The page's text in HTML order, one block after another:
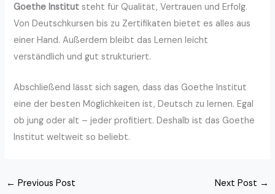
Goethe Institut steht für Qualität, Vertrauen und Erfolg.
Von Deutschkursen bis zu Zertifikaten bietet es alles aus
einer Hand. Außerdem bleibt das Lernen leicht
verständlich und gut strukturiert.
Abschließend lässt sich sagen, dass das Goethe Institut
eine der besten Möglichkeiten ist, Deutsch zu lernen. Egal
ob jung oder alt – jeder profitiert. Deshalb ist das Goethe
Institut weltweit so beliebt.
← Previous Post Next Post →